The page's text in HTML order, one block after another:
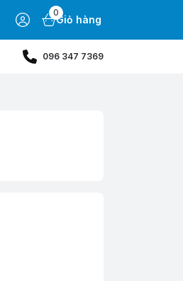
0
Giỏ hàng
096 347 7369